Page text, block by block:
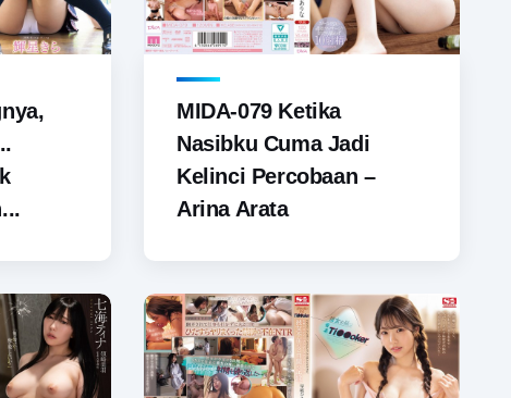
MIDA-079 Ketika
Nasibku Cuma Jadi
Kelinci Percobaan –
Arina Arata